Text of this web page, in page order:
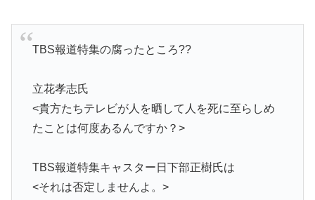
TBS報道特集の腐ったところ??
立花孝志氏
<貴方たちテレビが人を晒して人を死に至らしめ
たことは何度あるんですか？>
TBS報道特集キャスター日下部正樹氏は
<それは否定しませんよ。>